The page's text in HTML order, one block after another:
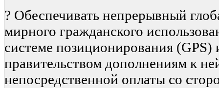
? Обеспечивать непрерывный
мирного гражданского
системе позиционирования
правительством дополнениям к
непосредственной оплаты со